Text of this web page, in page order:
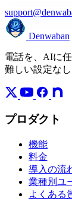
Denwaban
電話を、AIに任
難しい設定な
プロダクト
機能
料金
導入の流
業種別ユ
よくある